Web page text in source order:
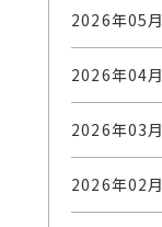
2026年05月
2026年04月
2026年03月
2026年02月